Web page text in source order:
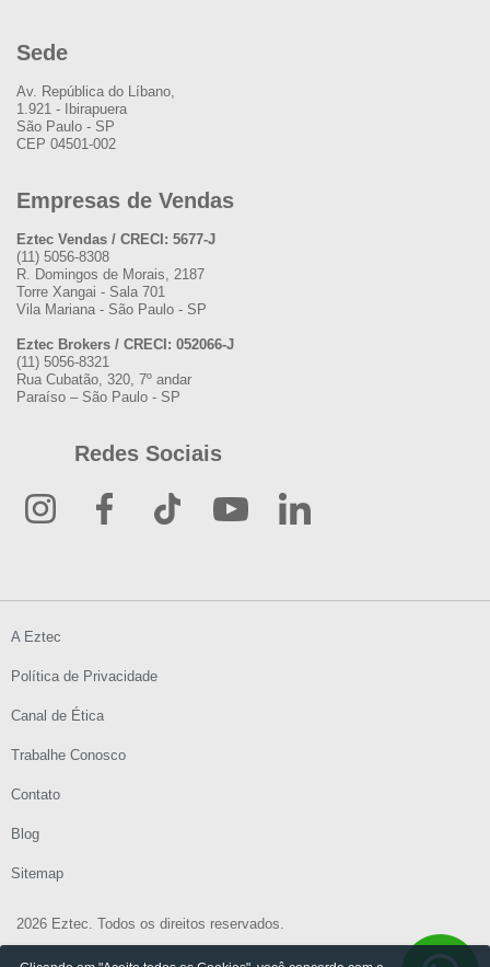
Sede
Av. República do Líbano,
1.921 - Ibirapuera
São Paulo - SP
CEP 04501-002
Empresas de Vendas
Eztec Vendas / CRECI: 5677-J
(11) 5056-8308
R. Domingos de Morais, 2187
Torre Xangai - Sala 701
Vila Mariana - São Paulo - SP
Eztec Brokers / CRECI: 052066-J
(11) 5056-8321
Rua Cubatão, 320, 7º andar
Paraíso – São Paulo - SP
Redes Sociais
2026 Eztec. Todos os direitos reservados.
A Eztec
Política de Privacidade
Canal de Ética
Trabalhe Conosco
Contato
Blog
Sitemap